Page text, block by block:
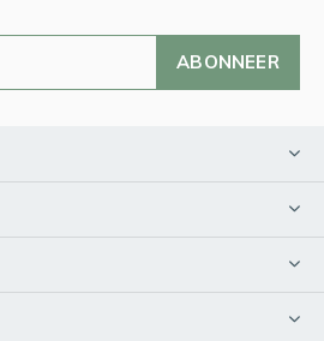
ABONNEER